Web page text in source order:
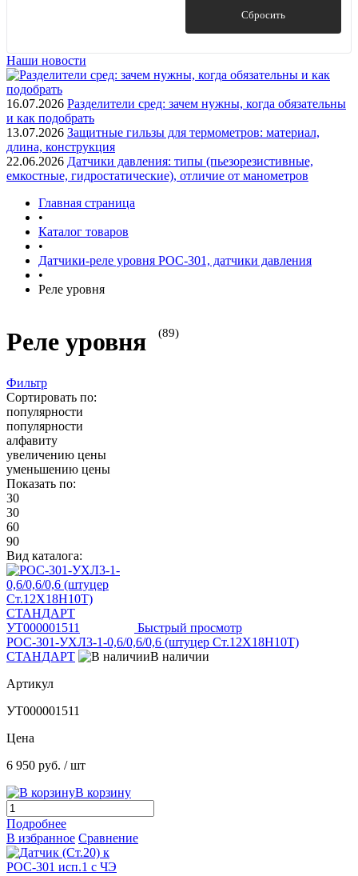
Сбросить
Наши новости
16.07.2026 Разделители сред: зачем нужны, когда обязательны
и как подобрать
13.07.2026 Защитные гильзы для термометров: материал,
длина, конструкция
22.06.2026 Датчики давления: типы (пьезорезистивные,
емкостные, гидростатические), отличие от манометров
Главная страница
•
Каталог товаров
•
Датчики-реле уровня РОС-301, датчики давления
•
Реле уровня
Реле уровня (89)
Фильтр
Сортировать по:
популярности
популярности
алфавиту
увеличению цены
уменьшению цены
Показать по:
30
30
60
90
Вид каталога:
Быстрый просмотр
РОС-301-УХЛ3-1-0,6/0,6/0,6 (штуцер Ст.12Х18Н10Т)
СТАНДАРТ
В наличии
Артикул
УТ000001511
Цена
6 950 руб. / шт
В корзину
Подробнее
В избранное Сравнение